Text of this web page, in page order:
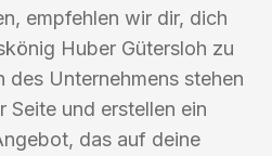
empfehlen wir dir, dich
Huber Gütersloh zu
des Unternehmens stehen
Seite und erstellen ein
das auf deine